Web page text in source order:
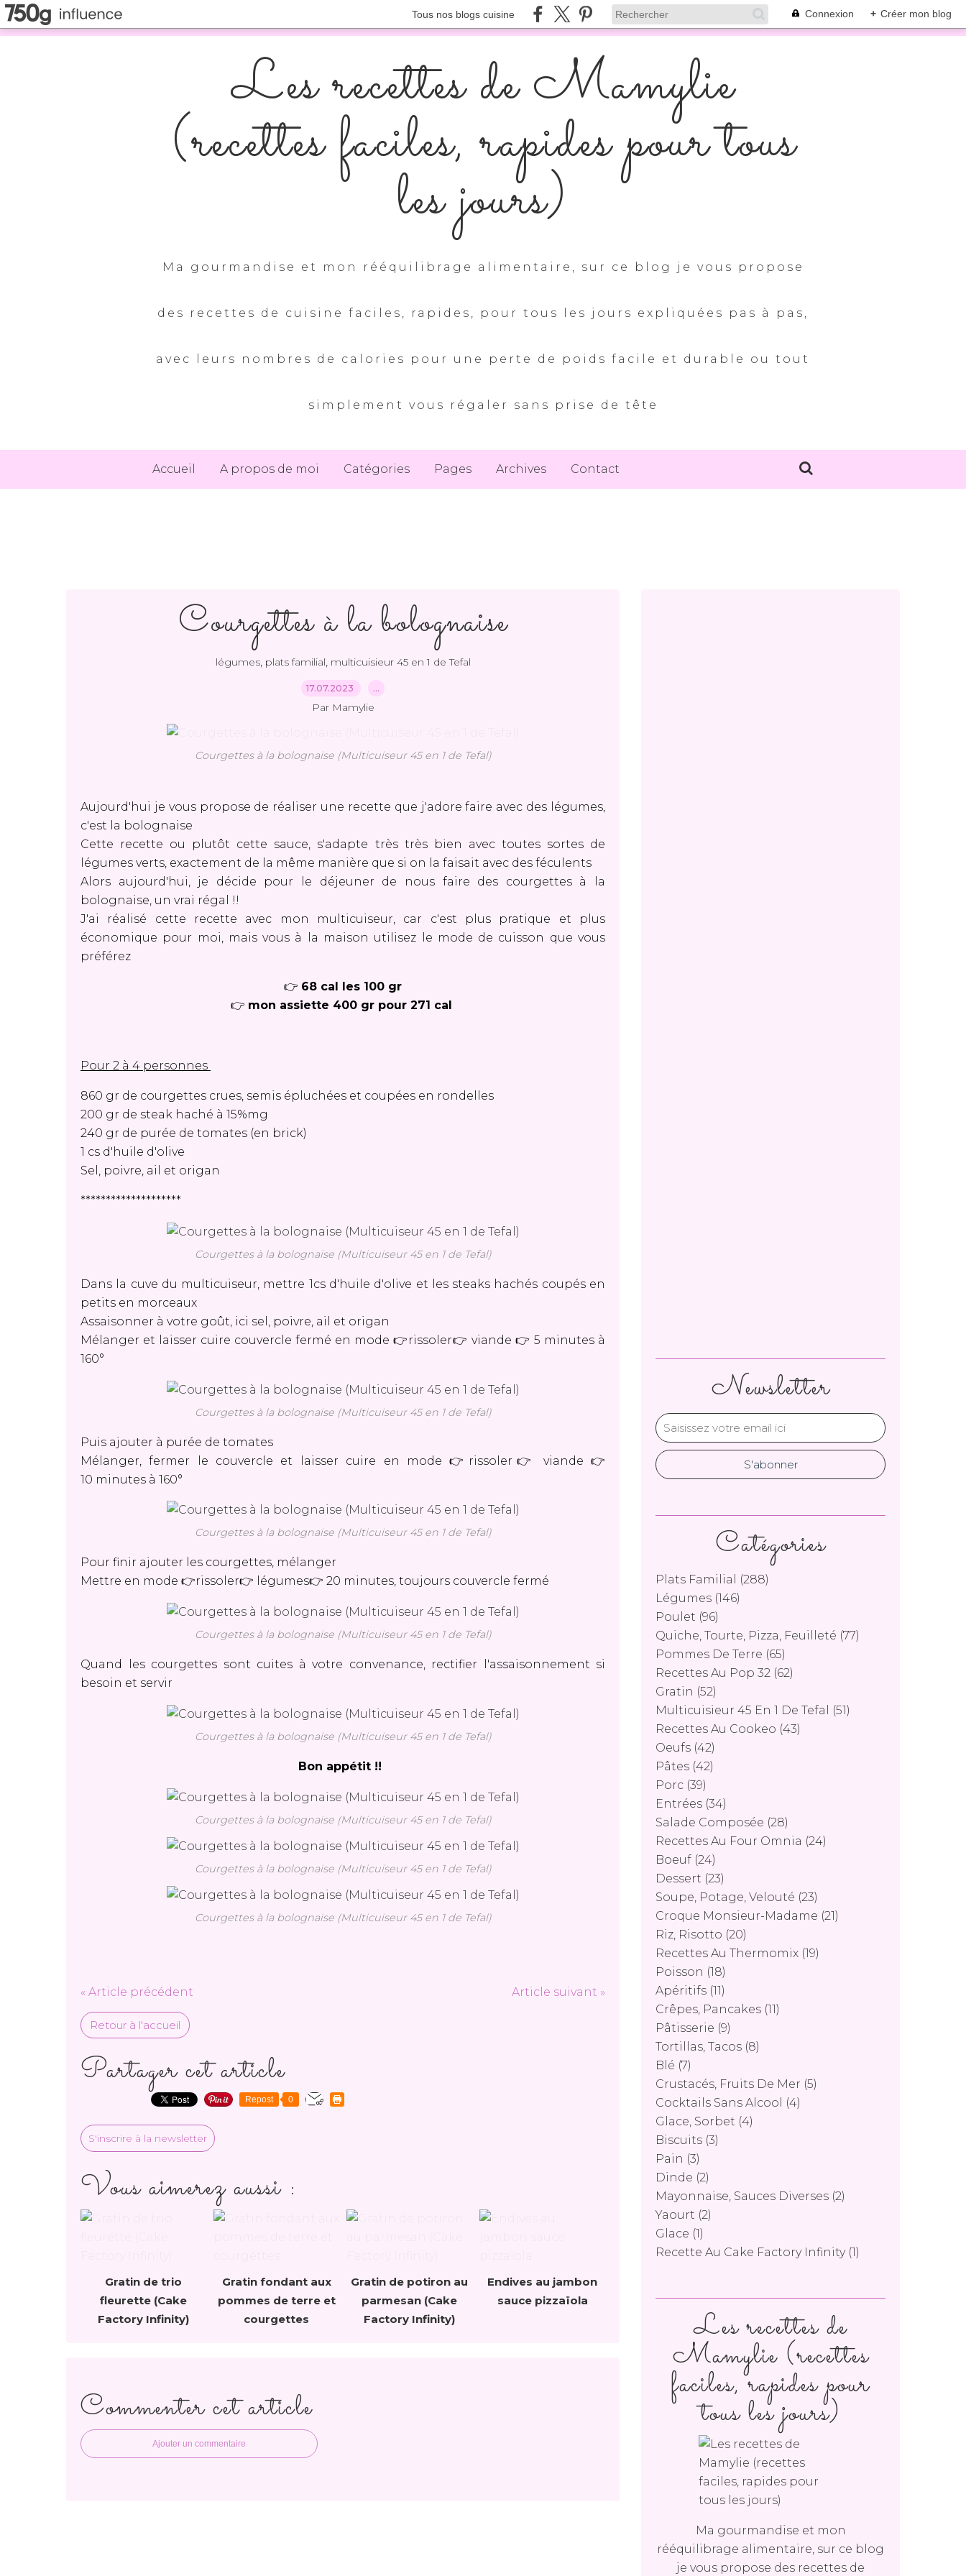
Tous nos blogs cuisine Connexion + Créer mon blog
Les recettes de Mamylie
(recettes faciles, rapides pour tous
les jours)
Ma gourmandise et mon rééquilibrage alimentaire, sur ce blog je vous propose
des recettes de cuisine faciles, rapides, pour tous les jours expliquées pas à pas,
avec leurs nombres de calories pour une perte de poids facile et durable ou tout
simplement vous régaler sans prise de tête
Accueil A propos de moi Catégories Pages Archives Contact
Courgettes à la bolognaise
légumes, plats familial, multicuisieur 45 en 1 de Tefal
17.07.2023 …
Par Mamylie
Courgettes à la bolognaise (Multicuiseur 45 en 1 de Tefal)
Aujourd'hui je vous propose de réaliser une recette que j'adore faire avec des légumes,
c'est la bolognaise
Cette recette ou plutôt cette sauce, s'adapte très très bien avec toutes sortes de
légumes verts, exactement de la même manière que si on la faisait avec des féculents
Alors aujourd'hui, je décide pour le déjeuner de nous faire des courgettes à la
bolognaise, un vrai régal !!
J'ai réalisé cette recette avec mon multicuiseur, car c'est plus pratique et plus
économique pour moi, mais vous à la maison utilisez le mode de cuisson que vous
préférez
👉 68 cal les 100 gr
👉 mon assiette 400 gr pour 271 cal
Pour 2 à 4 personnes
860 gr de courgettes crues, semis épluchées et coupées en rondelles
200 gr de steak haché à 15%mg
240 gr de purée de tomates (en brick)
1 cs d'huile d'olive
Sel, poivre, ail et origan
********************
Courgettes à la bolognaise (Multicuiseur 45 en 1 de Tefal)
Dans la cuve du multicuiseur, mettre 1cs d'huile d'olive et les steaks hachés coupés en
petits en morceaux
Assaisonner à votre goût, ici sel, poivre, ail et origan
Mélanger et laisser cuire couvercle fermé en mode 👉rissoler👉 viande 👉 5 minutes à
160°
Courgettes à la bolognaise (Multicuiseur 45 en 1 de Tefal)
Puis ajouter à purée de tomates
Mélanger, fermer le couvercle et laisser cuire en mode 👉rissoler👉 viande 👉
10 minutes à 160°
Courgettes à la bolognaise (Multicuiseur 45 en 1 de Tefal)
Pour finir ajouter les courgettes, mélanger
Mettre en mode 👉rissoler👉 légumes👉 20 minutes, toujours couvercle fermé
Courgettes à la bolognaise (Multicuiseur 45 en 1 de Tefal)
Quand les courgettes sont cuites à votre convenance, rectifier l'assaisonnement si
besoin et servir
Courgettes à la bolognaise (Multicuiseur 45 en 1 de Tefal)
Bon appétit !!
Courgettes à la bolognaise (Multicuiseur 45 en 1 de Tefal)
Courgettes à la bolognaise (Multicuiseur 45 en 1 de Tefal)
Courgettes à la bolognaise (Multicuiseur 45 en 1 de Tefal)
« Article précédent Article suivant »
Retour à l'accueil
Partager cet article
Repost 0
S'inscrire à la newsletter
Vous aimerez aussi :
Gratin de trio
fleurette (Cake
Factory Infinity)
Gratin fondant aux
pommes de terre et
courgettes
Gratin de potiron au
parmesan (Cake
Factory Infinity)
Endives au jambon
sauce pizzaïola
Commenter cet article
Ajouter un commentaire
Newsletter
Catégories
Plats Familial
(288)
Légumes (146)
Poulet (96)
Quiche, Tourte, Pizza, Feuilleté (77)
Pommes De Terre (65)
Recettes Au Pop 32 (62)
Gratin (52)
Multicuisieur 45 En 1 De Tefal
(51)
Recettes Au Cookeo (43)
Oeufs (42)
Pâtes (42)
Porc (39)
Entrées (34)
Salade Composée (28)
Recettes Au Four Omnia (24)
Boeuf (24)
Dessert (23)
Soupe, Potage, Velouté (23)
Croque Monsieur-Madame (21)
Riz, Risotto (20)
Recettes Au Thermomix (19)
Poisson (18)
Apéritifs (11)
Crêpes, Pancakes (11)
Pâtisserie (9)
Tortillas, Tacos (8)
Blé (7)
Crustacés, Fruits De Mer (5)
Cocktails Sans Alcool
(4)
Glace, Sorbet (4)
Biscuits (3)
Pain (3)
Dinde (2)
Mayonnaise, Sauces Diverses (2)
Yaourt (2)
Glace (1)
Recette Au Cake Factory Infinity(1)
Les recettes de
Mamylie (recettes
faciles, rapides pour
tous les jours)
Ma gourmandise et mon
rééquilibrage alimentaire, sur ce blog
je vous propose des recettes de